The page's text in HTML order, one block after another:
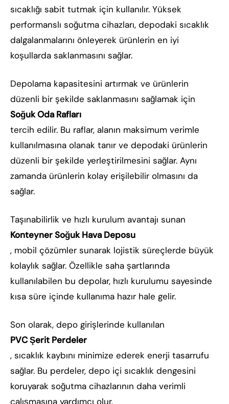
sıcaklığı sabit tutmak için kullanılır. Yüksek
performanslı soğutma cihazları, depodaki sıcaklık
dalgalanmalarını önleyerek ürünlerin en iyi
koşullarda saklanmasını sağlar.
Depolama kapasitesini artırmak ve ürünlerin
düzenli bir şekilde saklanmasını sağlamak için
Soğuk Oda Rafları
tercih edilir. Bu raflar, alanın maksimum verimle
kullanılmasına olanak tanır ve depodaki ürünlerin
düzenli bir şekilde yerleştirilmesini sağlar. Aynı
zamanda ürünlerin kolay erişilebilir olmasını da
sağlar.
Taşınabilirlik ve hızlı kurulum avantajı sunan
Konteyner Soğuk Hava Deposu
, mobil çözümler sunarak lojistik süreçlerde büyük
kolaylık sağlar. Özellikle saha şartlarında
kullanılabilen bu depolar, hızlı kurulumu sayesinde
kısa süre içinde kullanıma hazır hale gelir.
Son olarak, depo girişlerinde kullanılan
PVC Şerit Perdeler
, sıcaklık kaybını minimize ederek enerji tasarrufu
sağlar. Bu perdeler, depo içi sıcaklık dengesini
koruyarak soğutma cihazlarının daha verimli
çalışmasına yardımcı olur.